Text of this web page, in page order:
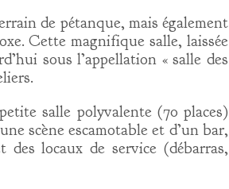
de pétanque, mais également
Cette magnifique salle, laissée
sous l’appellation « salle des
salle polyvalente (70 places)
scène escamotable et d’un bar,
locaux de service (débarras,